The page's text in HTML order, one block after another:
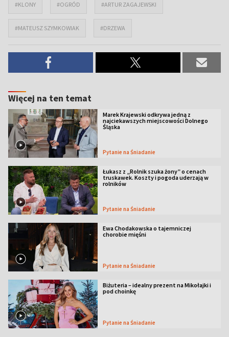
#KLONY #OGRÓD #ARTUR ZAGAJEWSKI
#MATEUSZ SZYMKOWIAK #DRZEWA
Więcej na ten temat
Marek Krajewski odkrywa jedną z
najciekawszych miejscowości Dolnego
Śląska
Pytanie na Śniadanie
Łukasz z „Rolnik szuka żony” o cenach
truskawek. Koszty i pogoda uderzają w
rolników
Pytanie na Śniadanie
Ewa Chodakowska o tajemniczej
chorobie mięśni
Pytanie na Śniadanie
Biżuteria – idealny prezent na Mikołajki i
pod choinkę
Pytanie na Śniadanie